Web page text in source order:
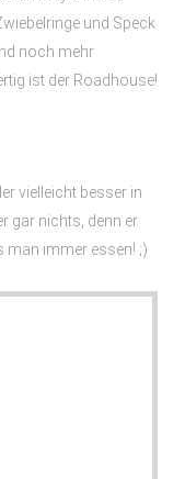
und Speck
noch mehr
ist der Roadhouse!
vielleicht besser in
gar nichts, denn er
immer essen! ;)